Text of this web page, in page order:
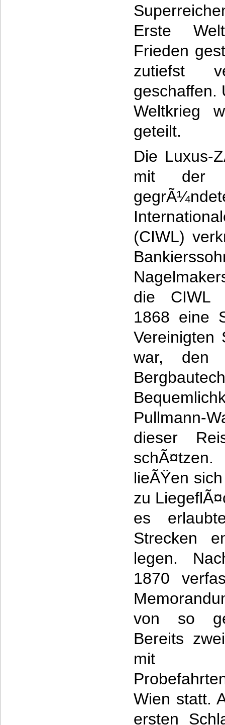
Erste
Frieden
zutiefst
geschaffen.
Weltkrieg
geteilt.
Die Luxus-
mit der
(CIWL)
die CIWL
1868 eine
Vereinigten
war, den
dieser
lieÃŸen
zu
es
Strecken
legen.
1870
von so
Bereits
mit
Wien statt.
ersten